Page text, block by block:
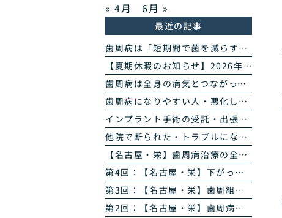
« 4月 6月 »
最近の記事
歯周病は「短期間で菌を減らす」治療へ｜当院の歯周病除菌プログラム
【夏期休暇のお知らせ】2026年8月11日(火・祝)〜16日(日)
歯周病は全身の病気とつながっています｜糖尿病・心臓・誤嚥性肺炎・認知症との関係｜名古屋・栄の高山歯科室
歯周病になりやすい人・悪化しやすい人｜生活習慣・持病・お薬のリスク因子｜名古屋・栄の高山歯科室
インプラント手術の受託・出張オペのご案内｜歯科医師の先生方へ
他院で断られた・トラブルになったインプラントのご相談
【名古屋・栄】歯周病治療の全4回まとめ｜検査から再生治療・歯肉退縮まで専門医が解説
第4回：【名古屋・栄】下がった歯ぐきは治る？ズッケリー法で歯肉退縮を改善する再生治療
第3回：【名古屋・栄】歯周組織再生治療とは？エムドゲイン・リグロスで歯を残す方法を専門医が解説
第2回：【名古屋・栄】歯周病のPCR菌検査とは？原因菌を見える化する4ステップを専門医が解説